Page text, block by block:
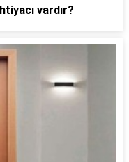
vardır?